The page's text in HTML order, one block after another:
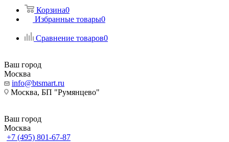
Корзина0
Избранные товары0
Сравнение товаров0
Ваш город
Москва
info@btsmart.ru
Москва, БП "Румянцево"
Ваш город
Москва
+7 (495) 801-67-87